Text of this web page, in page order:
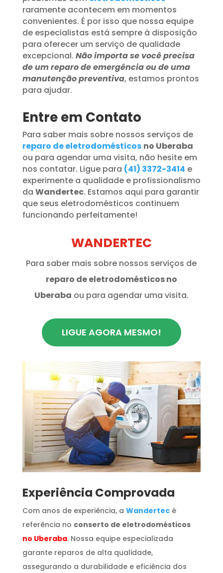
raramente acontecem em momentos
convenientes. É por isso que nossa equipe
de especialistas está sempre à disposição
para oferecer um serviço de qualidade
excepcional. Não importa se você precisa
de um reparo de emergência ou de uma
manutenção preventiva, estamos prontos
para ajudar.
Entre em Contato
Para saber mais sobre nossos serviços de
reparo de eletrodomésticos no Uberaba
ou para agendar uma visita, não hesite em
nos contatar. Ligue para (41) 3372-3414 e
experimente a qualidade e profissionalismo
da Wandertec. Estamos aqui para garantir
que seus eletrodomésticos continuem
funcionando perfeitamente!
WANDERTEC
Para saber mais sobre nossos serviços de
reparo de eletrodomésticos no
Uberaba ou para agendar uma visita.
LIGUE AGORA MESMO!
​Experiência Comprovada
Com anos de experiência, a Wandertecé
referência no conserto de eletrodomésticos
no Uberaba. Nossa equipe especializada
garante reparos de alta qualidade,
assegurando a durabilidade e eficiência dos